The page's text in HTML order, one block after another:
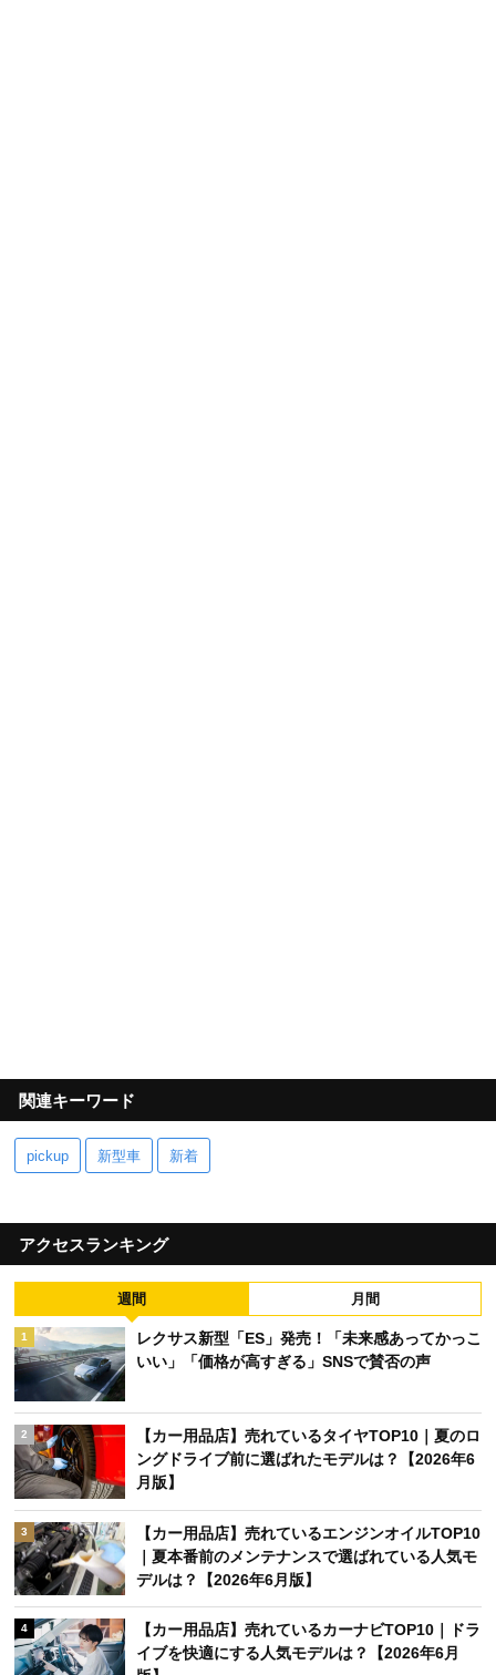
関連キーワード
pickup 新型車 新着
アクセスランキング
週間 月間
1
レクサス新型「ES」発売！「未来感あってかっこ
いい」「価格が高すぎる」SNSで賛否の声
2
【カー用品店】売れているタイヤTOP10｜夏のロ
ングドライブ前に選ばれたモデルは？【2026年6
月版】
3
【カー用品店】売れているエンジンオイルTOP10
｜夏本番前のメンテナンスで選ばれている人気モ
デルは？【2026年6月版】
4
【カー用品店】売れているカーナビTOP10｜ドラ
イブを快適にする人気モデルは？【2026年6月